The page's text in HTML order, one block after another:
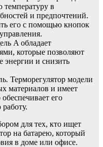
температуру в
и предпочтений.
его с помощью кнопок
A обладает
которые позволяют
энергии и снизить
Терморегулятор модели
материалов и имеет
его
для тех, кто ищет
на батарею, который
в доме или офисе.